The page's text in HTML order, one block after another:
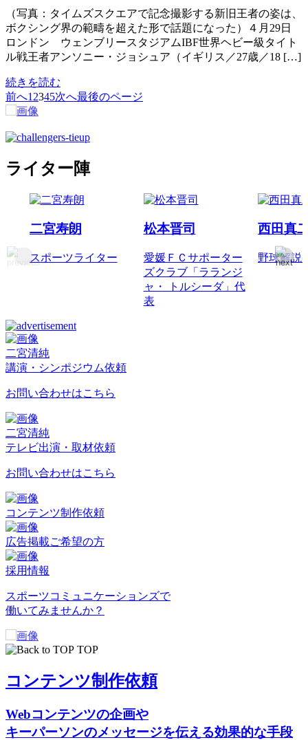
（写真：タイムズスクエアで記念撮影する新旧王者の姿は、
ボクシング界の範疇を超えた形で話題になった）４月29日
ロンドン ウェンブリースタジアムIBF世界ヘビー級タイト
ル戦王者アンソニー・ジョシュア（イギリス／27歳／18 […]
続きを読む
前へ1 2345次へ最後のページ
ライター陣
二宮寿朗
スポーツライター
松本晋司
愛媛ＦＣサポーター
ズクラブ「ラランジ
ャ・ トルシーダ」代
表
西田真
野球解説
二宮清純
講演・シンポジウム依頼
お問い合わせはこちら
二宮清純
テレビ出演・取材依頼
お問い合わせはこちら
コンテンツ制作依頼
広告掲載ご希望の方
採用情報
スポーツコミュニケーションズで
働いてみませんか？
TOP
コンテンツ制作依頼
Webコンテンツの企画や
キーパーソンのメッセージを伝える効果的な手段